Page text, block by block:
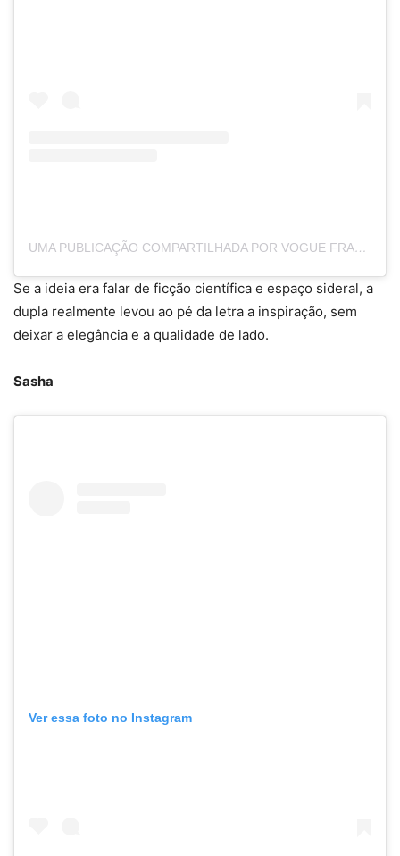
UMA PUBLICAÇÃO COMPARTILHADA POR VOGUE FRANCE (@VOGUEFRANCE)
Se a ideia era falar de ficção científica e espaço sideral, a
dupla realmente levou ao pé da letra a inspiração, sem
deixar a elegância e a qualidade de lado.
Sasha
Ver essa foto no Instagram